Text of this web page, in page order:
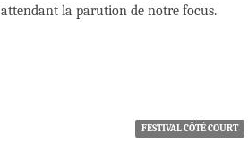
attendant la parution de notre focus.
FESTIVAL CÔTÉ COURT